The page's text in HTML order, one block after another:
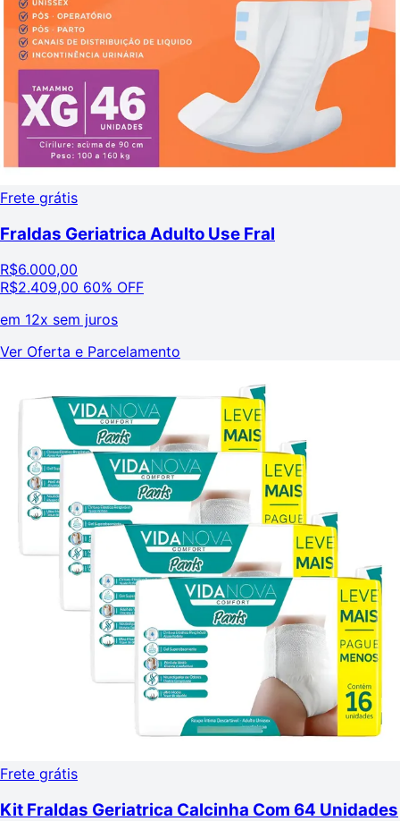
Frete grátis
Fraldas Geriatrica Adulto Use Fral
R$6.000,00
R$2.409,00 60% OFF
em 12x sem juros
Ver Oferta e Parcelamento
Frete grátis
Kit Fraldas Geriatrica Calcinha Com 64 Unidades